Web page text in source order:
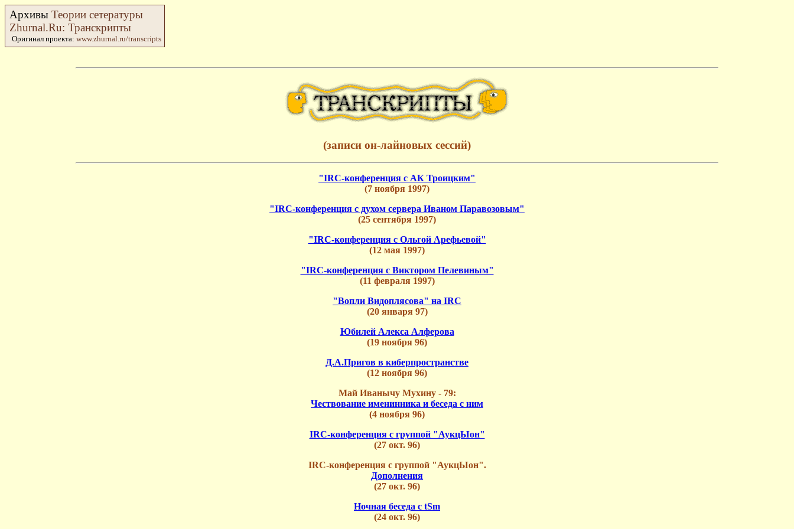
Архивы Теории сетературы
Zhurnal.Ru: Транскрипты
Оригинал проекта: www.zhurnal.ru/transcripts
(записи он-лайновых сессий)
"IRC-конференция с АК Троицким"
(7 ноября 1997)
"IRC-конференция с духом сервера Иваном Паравозовым"
(25 сентября 1997)
"IRC-конференция с Ольгой Арефьевой"
(12 мая 1997)
"IRC-конференция с Виктором Пелевиным"
(11 февраля 1997)
"Вопли Видоплясова" на IRC
(20 января 97)
Юбилей Алекса Алферова
(19 ноября 96)
Д.А.Пригов в киберпространстве
(12 ноября 96)
Май Иванычу Мухину - 79:
Чествование именинника и беседа с ним
(4 ноября 96)
IRC-конференция с группой "АукцЫон"
(27 окт. 96)
IRC-конференция с группой "АукцЫон".
Дополнения
(27 окт. 96)
Ночная беседа с tSm
(24 окт. 96)